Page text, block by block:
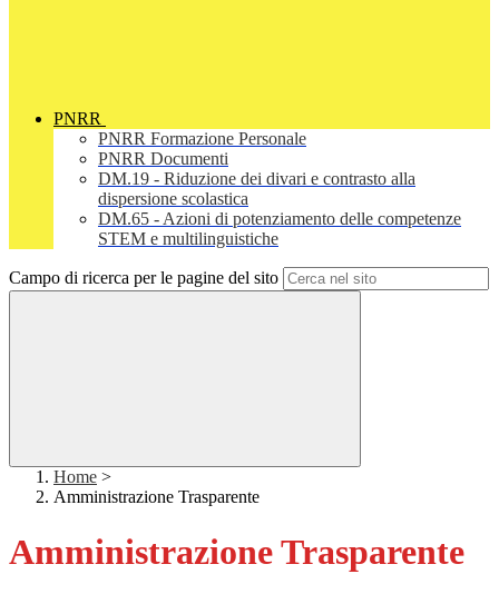
PNRR
PNRR Formazione Personale
PNRR Documenti
DM.19 - Riduzione dei divari e contrasto alla
dispersione scolastica
DM.65 - Azioni di potenziamento delle competenze
STEM e multilinguistiche
Campo di ricerca per le pagine del sito
Home >
Amministrazione Trasparente
Amministrazione Trasparente